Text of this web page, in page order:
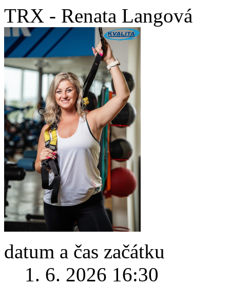
TRX - Renata Langová
datum a čas začátku
1. 6. 2026 16:30